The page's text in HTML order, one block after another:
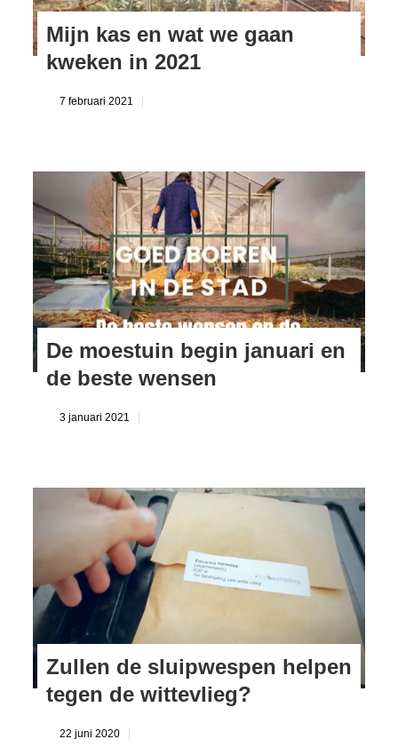
Mijn kas en wat we gaan
kweken in 2021
7 februari 2021
De moestuin begin januari en
de beste wensen
3 januari 2021
Zullen de sluipwespen helpen
tegen de wittevlieg?
22 juni 2020